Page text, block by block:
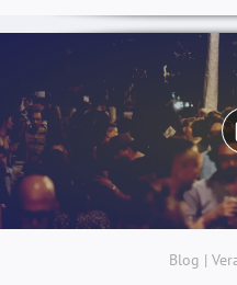
Blog |